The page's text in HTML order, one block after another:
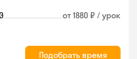
от 1880 ₽ / урок
Подобрать время